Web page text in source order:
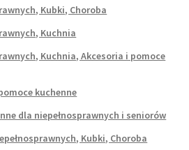
Kubki, Choroba
Kuchnia
Kuchnia, Akcesoria i pomoce
kuchenne
dla niepełnosprawnych i seniorów
Kubki, Choroba